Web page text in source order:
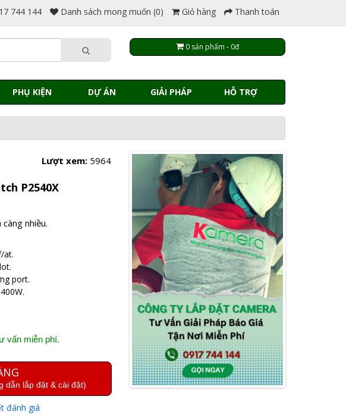
744 144 Danh sách mong muốn (0) Giỏ hàng Thanh toán
0 sản phẩm - 0đ
PHỤ KIỆN DỰ ÁN GIẢI PHÁP HỖ TRỢ
Lượt xem: 5964
P2540X
nhiều.
at.
port.
vấn miễn phí.
dẫn lắp đặt & cài đặt)
đánh giá